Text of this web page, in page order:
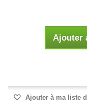
Ajouter
Ajouter à ma liste